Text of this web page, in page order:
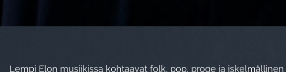
Lempi Elon musiikissa kohtaavat folk, pop, proge ja